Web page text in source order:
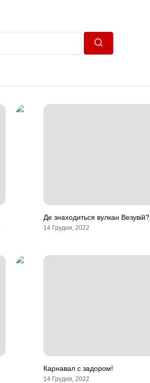
Де знаходиться вулкан Везувій?
14 Грудня, 2022
Карнавал с задором!
14 Грудня, 2022